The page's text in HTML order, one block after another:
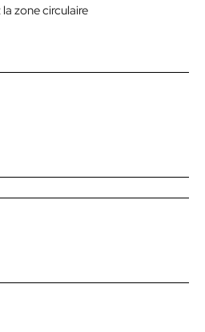
zone circulaire